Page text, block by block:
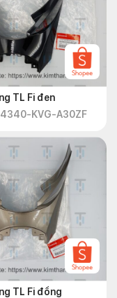
TL Fi đen
KVG-A30ZF
TL Fi đồng